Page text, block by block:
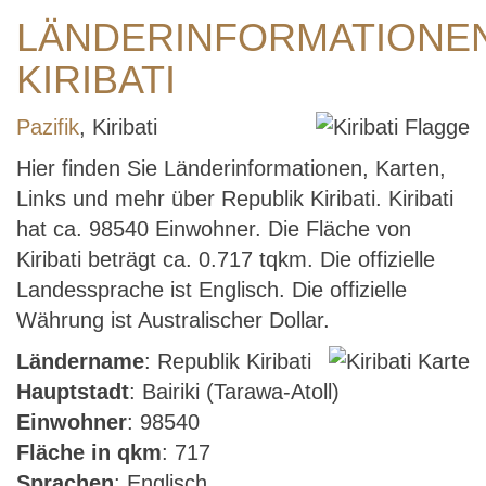
KIRIBATI
Pazifik, Kiribati
Hier finden Sie Länderinformationen, Karten,
Links und mehr über Republik Kiribati. Kiribati
hat ca. 98540 Einwohner. Die Fläche von
Kiribati beträgt ca. 0.717 tqkm. Die offizielle
Landessprache ist Englisch. Die offizielle
Währung ist Australischer Dollar.
Ländername: Republik Kiribati
Hauptstadt: Bairiki (Tarawa-Atoll)
Einwohner: 98540
Fläche in qkm: 717